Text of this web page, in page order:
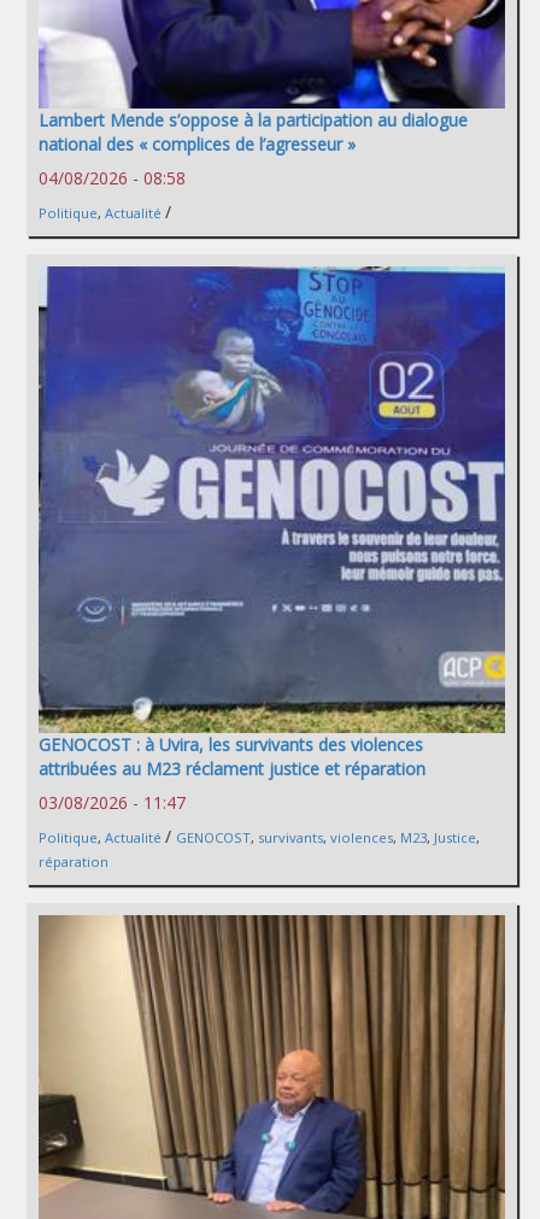
Lambert Mende s’oppose à la participation au dialogue
national des « complices de l’agresseur »
04/08/2026 - 08:58
Politique, Actualité /
GENOCOST : à Uvira, les survivants des violences
attribuées au M23 réclament justice et réparation
03/08/2026 - 11:47
Politique, Actualité / GENOCOST, survivants, violences, M23, Justice,
réparation